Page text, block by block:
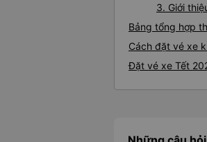
3. Giới
Bảng tổng hợp
Cách đặt vé xe
Đặt vé xe Tết